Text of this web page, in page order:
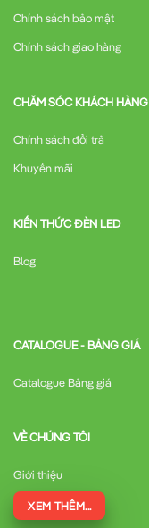
Chính sách bảo mật
Chính sách giao hàng
CHĂM SÓC KHÁCH HÀNG
Chính sách đổi trả
Khuyến mãi
KIẾN THỨC ĐÈN LED
Blog
CATALOGUE - BẢNG GIÁ
Catalogue Bảng giá
VỀ CHÚNG TÔI
Giới thiệu
XEM THÊM...